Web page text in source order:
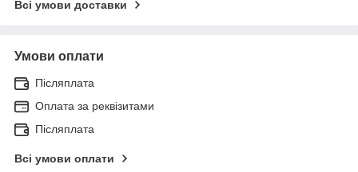
Всі умови доставки
Умови оплати
Післяплата
Оплата за реквізитами
Післяплата
Всі умови оплати